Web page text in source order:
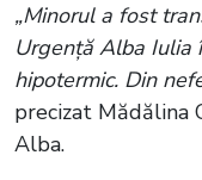
„Minorul a fost
Urgenţă Alba Iulia
hipotermic. Din
precizat Mădălina
Alba.